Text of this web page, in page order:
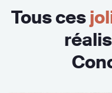
Tous ces